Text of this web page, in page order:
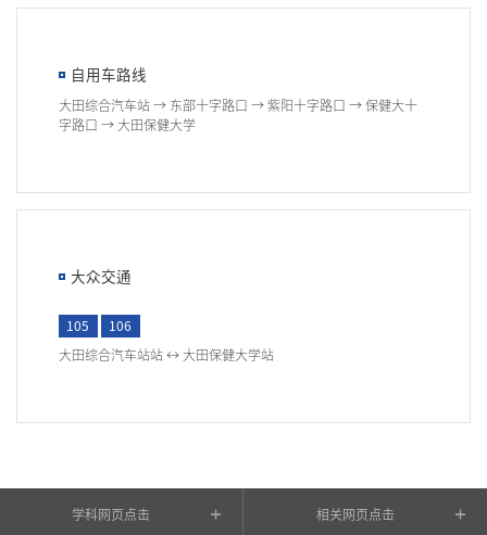
自用车路线
大田综合汽车站 → 东部十字路口 → 紫阳十字路口 → 保健大十
字路口 → 大田保健大学
大众交通
105
106
大田综合汽车站站 ↔ 大田保健大学站
学科网页点击 相关网页点击